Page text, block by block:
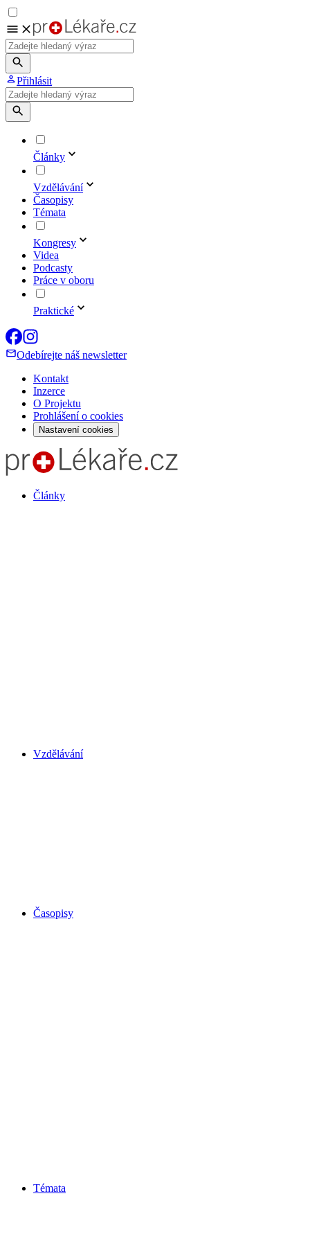
Přihlásit
Články
Vzdělávání
Časopisy
Témata
Kongresy
Videa
Podcasty
Práce v oboru
Praktické
Odebírejte náš newsletter
Kontakt
Inzerce
O Projektu
Prohlášení o cookies
Nastavení cookies
Články
Vzdělávání
Časopisy
Témata